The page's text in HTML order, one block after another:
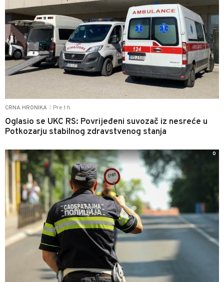
CRNA HRONIKA Pre 1 h
Oglasio se UKC RS: Povrijeđeni suvozač iz nesreće u
Potkozarju stabilnog zdravstvenog stanja
0